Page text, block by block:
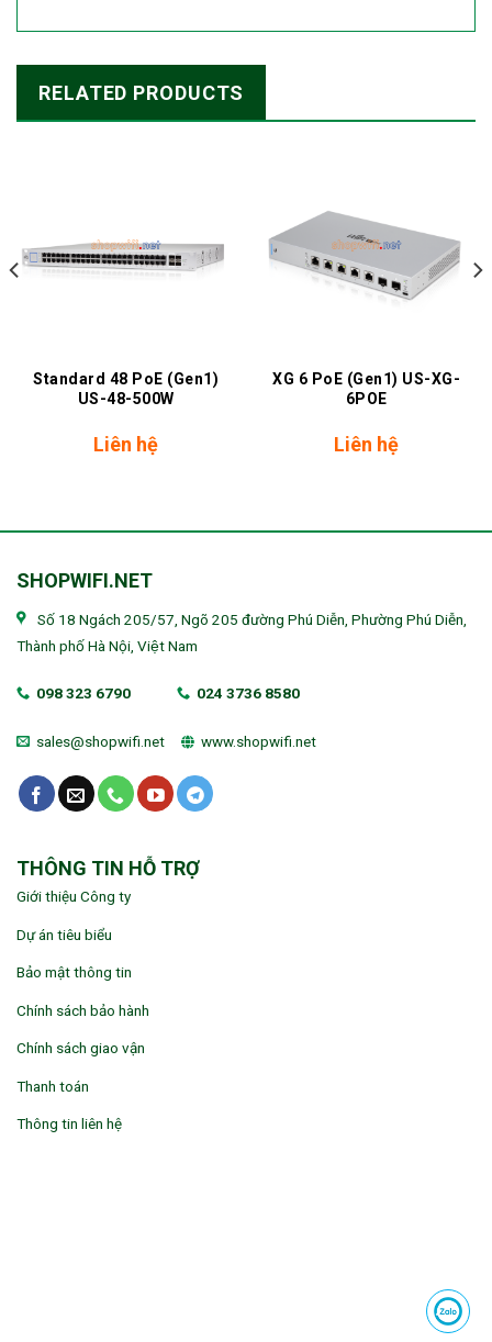
RELATED PRODUCTS
Standard 48 PoE (Gen1)
US-48-500W
Liên hệ
XG 6 PoE (Gen1) US-XG-
6POE
Liên hệ
SHOPWIFI.NET
Số 18 Ngách 205/57, Ngõ 205 đường Phú Diễn, Phường Phú Diễn,
Thành phố Hà Nội, Việt Nam
098 323 6790 024 3736 8580
sales@shopwifi.net www.shopwifi.net
THÔNG TIN HỖ TRỢ
Giới thiệu Công ty
Dự án tiêu biểu
Bảo mật thông tin
Chính sách bảo hành
Chính sách giao vận
Thanh toán
Thông tin liên hệ